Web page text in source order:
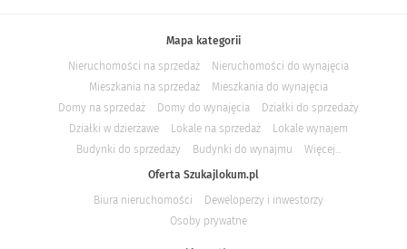
Mapa kategorii
Nieruchomości na sprzedaż
Nieruchomości do wynajęcia
Mieszkania na sprzedaż
Mieszkania do wynajęcia
Domy na sprzedaż
Domy do wynajęcia
Działki do sprzedaży
Działki w dzierżawe
Lokale na sprzedaż
Lokale wynajem
Budynki do sprzedaży
Budynki do wynajmu
Więcej...
Oferta Szukajlokum.pl
Biura nieruchomości
Deweloperzy i inwestorzy
Osoby prywatne